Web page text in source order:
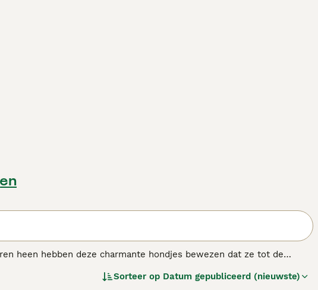
heen hebben deze charmante hondjes bewezen dat ze tot de
kleine hondjes enorm geliefd zijn. Ze doen het ook altijd goed in de
Sorteer op Datum gepubliceerd (nieuwste)